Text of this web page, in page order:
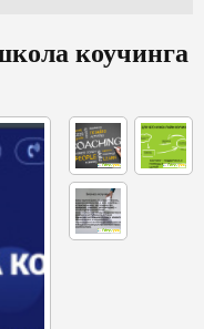
коучинга